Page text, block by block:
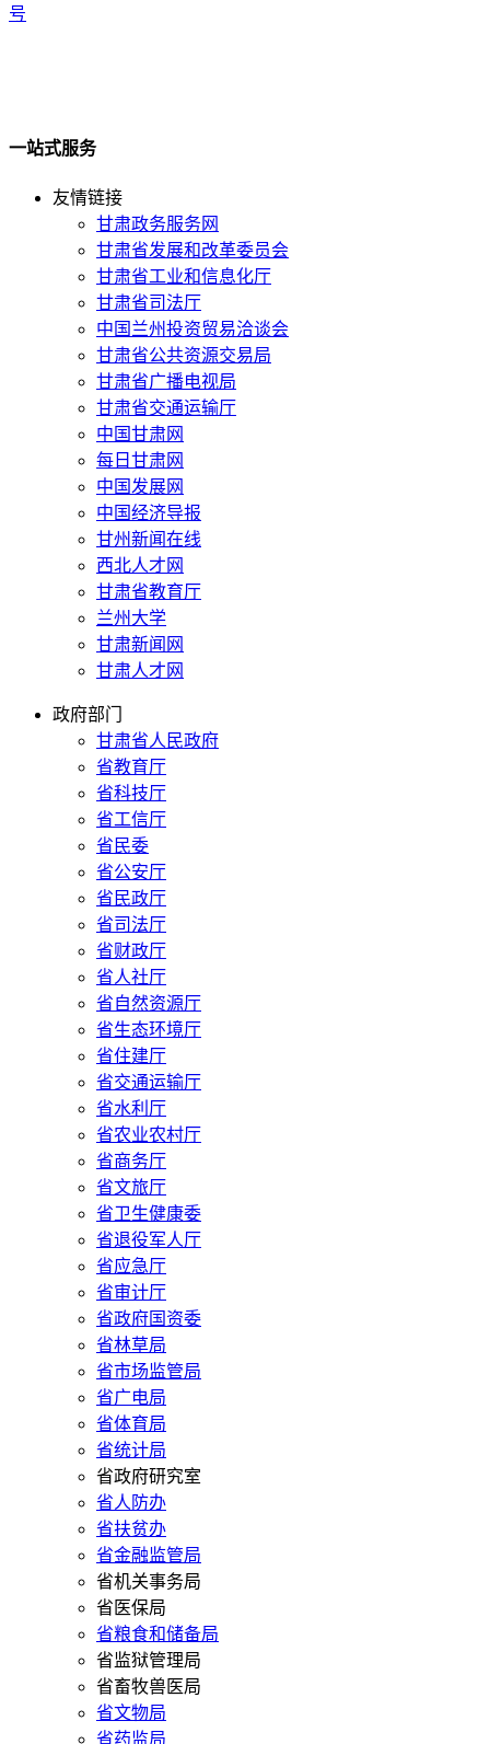
号
一站式服务
友情链接
甘肃政务服务网
甘肃省发展和改革委员会
甘肃省工业和信息化厅
甘肃省司法厅
中国兰州投资贸易洽谈会
甘肃省公共资源交易局
甘肃省广播电视局
甘肃省交通运输厅
中国甘肃网
每日甘肃网
中国发展网
中国经济导报
甘州新闻在线
西北人才网
甘肃省教育厅
兰州大学
甘肃新闻网
甘肃人才网
政府部门
甘肃省人民政府
省教育厅
省科技厅
省工信厅
省民委
省公安厅
省民政厅
省司法厅
省财政厅
省人社厅
省自然资源厅
省生态环境厅
省住建厅
省交通运输厅
省水利厅
省农业农村厅
省商务厅
省文旅厅
省卫生健康委
省退役军人厅
省应急厅
省审计厅
省政府国资委
省林草局
省市场监管局
省广电局
省体育局
省统计局
省政府研究室
省人防办
省扶贫办
省金融监管局
省机关事务局
省医保局
省粮食和储备局
省监狱管理局
省畜牧兽医局
省文物局
省药监局